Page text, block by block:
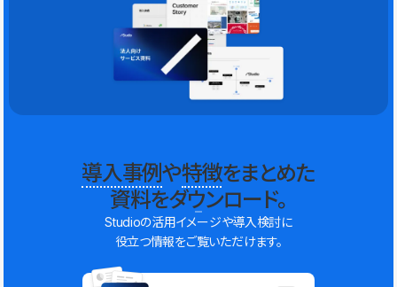
導入事例や特徴をまとめた
資料をダウンロード。
Studioの活用イメージや導入検討に
役立つ情報をご覧いただけます。